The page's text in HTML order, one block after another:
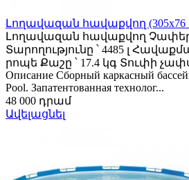
Լողավազան հավաքվող (305х76
Լողավազան հավաքվող
Տարողությունը ՝ 4485 լ
րոպե Քաշը ՝ 17.4 կգ Տուփի
Описание Сборный каркасный
Pool. Запатентованная технолог...
48 000 դրամ
Ավելացնել